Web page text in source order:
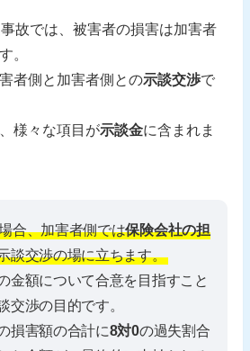
故では、被害者の損害は加害者
。
者側と加害者側との示談交渉で
様々な項目が示談金に含まれま
合、加害者側では保険会社の担
談交渉の場に立ちます。
金額について合意を目指すこと
交渉の目的です。
損害額の合計に8対0の過失割合